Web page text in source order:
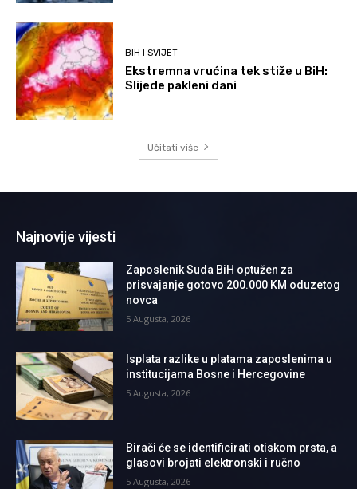
BIH I SVIJET
Ekstremna vrućina tek stiže u BiH:
Slijede pakleni dani
Učitati više
Najnovije vijesti
Zaposlenik Suda BiH optužen za
prisvajanje gotovo 200.000 KM oduzetog
novca
5 Augusta, 2026
Isplata razlike u platama zaposlenima u
institucijama Bosne i Hercegovine
5 Augusta, 2026
Birači će se identificirati otiskom prsta, a
glasovi brojati elektronski i ručno
5 Augusta, 2026